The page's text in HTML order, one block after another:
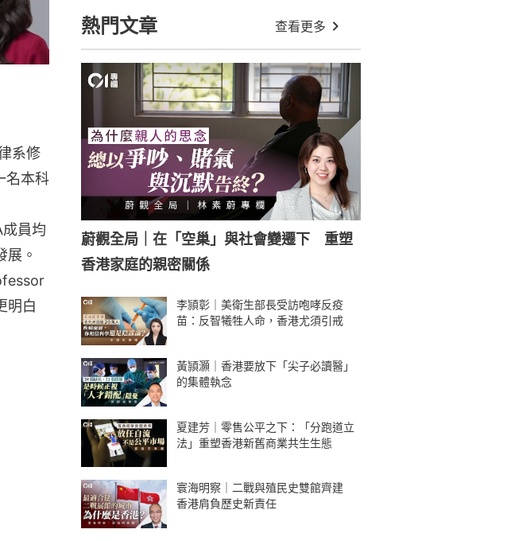
系修
名本科
員均
展。
明白
熱門文章 查看更多
蔚觀全局｜在「空巢」與社會變遷下 重塑
香港家庭的親密關係
李頴彰｜美衛生部長受訪咆哮反疫
苗：反智犧牲人命，香港尤須引戒
黃頴灝｜香港要放下「尖子必讀醫」
的集體執念
夏建芳｜零售公平之下：「分跑道立
法」重塑香港新舊商業共生生態
寰海明察｜二戰與殖民史雙館齊建
香港肩負歷史新責任